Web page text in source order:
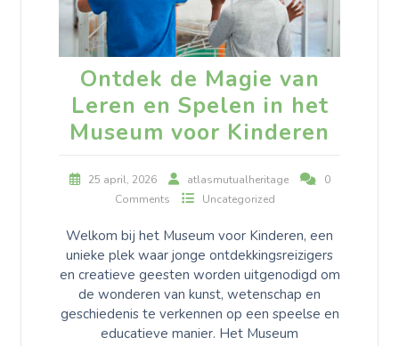
Ontdek de Magie van
Leren en Spelen in het
Museum voor Kinderen
25 april, 2026 atlasmutualheritage
0
Comments
Uncategorized
Welkom bij het Museum voor Kinderen, een
unieke plek waar jonge ontdekkingsreizigers
en creatieve geesten worden uitgenodigd om
de wonderen van kunst, wetenschap en
geschiedenis te verkennen op een speelse en
educatieve manier. Het Museum